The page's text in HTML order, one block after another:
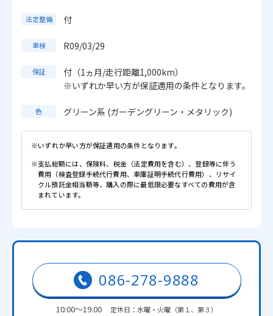
法定整備 付
車検 R09/03/29
保証
付（1ヵ月/走行距離1,000km）
※いずれか早い方が保証適用の条件となります。
色 グリーン系 (ガーデングリーン・メタリック)
※いずれか早い方が保証適用の条件となります。
※支払総額には、保険料、税金（法定費用を含む）、登録等に伴う
費用（検査登録手続代行費用、車庫証明手続代行費用）、リサイ
クル預託金相当額等、購入の際に最低限必要なすべての費用が含
まれています。
086-278-9888
10:00～19:00 定休日：水曜・火曜（第１、第３）